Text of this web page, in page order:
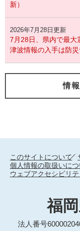
新）
2026年7月28日更新
7月28日、県内で最大
津波情報の入手は防
情
このサイトについて
個人情報の取扱いに
ウェブアクセシビリテ
福
法人番号